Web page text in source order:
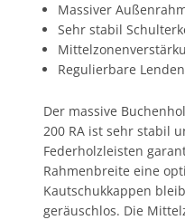
Massiver
Sehr stabil
Regulierbare
Der massive
200 RA ist sehr stabil
Federholzleisten
Rahmenbreite eine
Kautschukkappen
geräuschlos. Die